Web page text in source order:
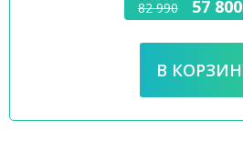
82 990 57 800